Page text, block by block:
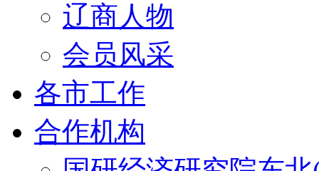
辽商人物
会员风采
各市工作
合作机构